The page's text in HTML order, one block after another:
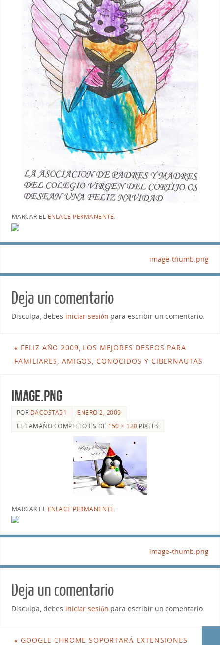
MARCAR EL ENLACE PERMANENTE.
image-thumb.png
Deja un comentario
Disculpa, debes iniciar sesión para escribir un comentario.
« FELIZ AÑO 2009, LOS MEJORES DESEOS PARA
FAMILIARES, AMIGOS, CONOCIDOS Y CIBERNAUTAS
image.png
POR DACOSTA51
ENERO 2, 2009
EL TAMAÑO COMPLETO ES DE 150 × 120 PIXELS
MARCAR EL ENLACE PERMANENTE.
image-thumb.png
Deja un comentario
Disculpa, debes iniciar sesión para escribir un comentario.
« GOOGLE CHROME SOPORTARÁ EXTENSIONES